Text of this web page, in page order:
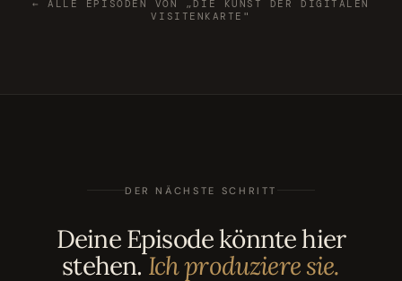
← ALLE EPISODEN VON „DIE KUNST DER DIGITALEN
VISITENKARTE"
DER NÄCHSTE SCHRITT
Deine Episode könnte hier
stehen.Ich produziere sie.